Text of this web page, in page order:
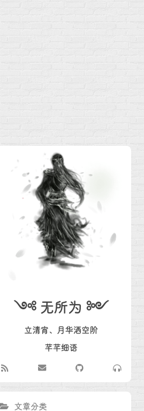
༺ 无所为 ༻
立清宵、月华洒空阶
芊芊细语
文章分类